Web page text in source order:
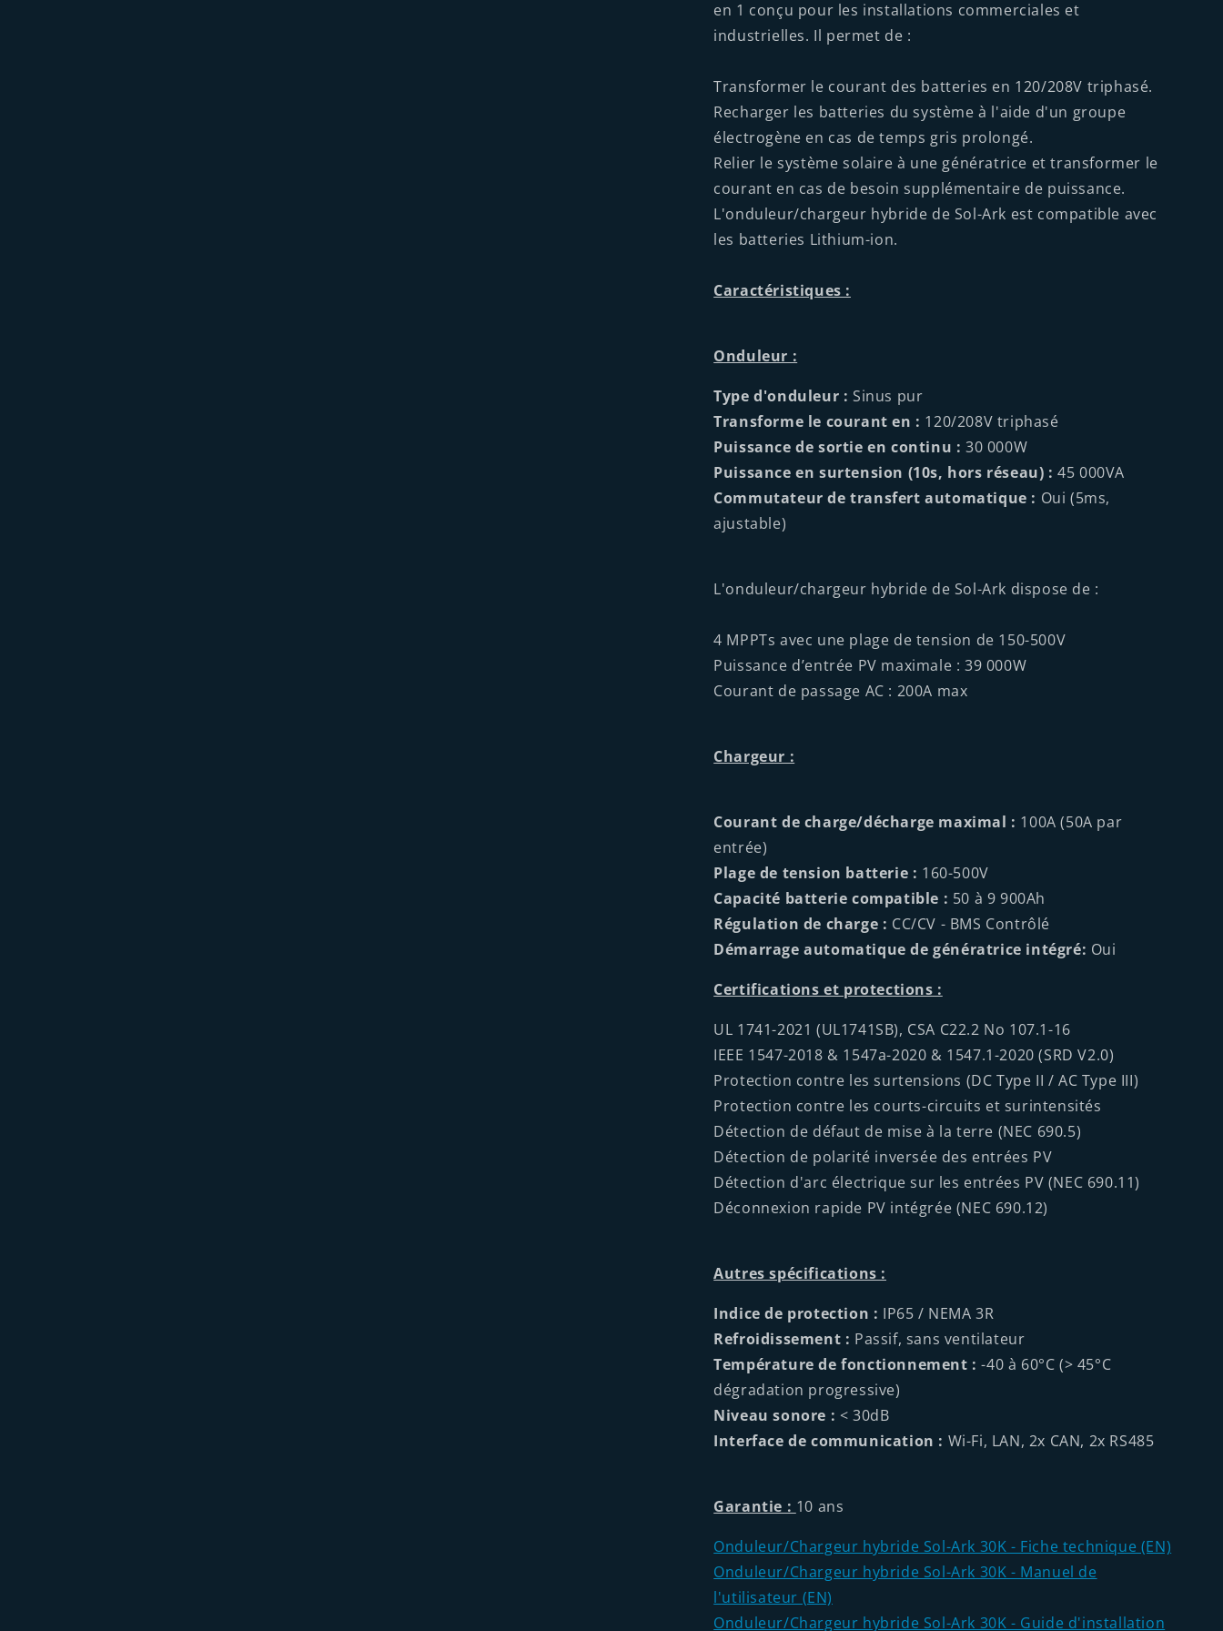
en 1 conçu pour les installations commerciales et
industrielles. Il permet de :
Transformer le courant des batteries en 120/208V triphasé.
Recharger les batteries du système à l'aide d'un groupe
électrogène en cas de temps gris prolongé.
Relier le système solaire à une génératrice et transformer le
courant en cas de besoin supplémentaire de puissance.
L'onduleur/chargeur hybride de Sol-Ark est compatible avec
les batteries Lithium-ion.
Caractéristiques :
Onduleur :
Type d'onduleur : Sinus pur
Transforme le courant en : 120/208V triphasé
Puissance de sortie en continu : 30 000W
Puissance en surtension (10s, hors réseau) :45 000VA
Commutateur de transfert automatique : Oui (5ms,
ajustable)
L'onduleur/chargeur hybride de Sol-Ark dispose de :
4 MPPTs avec une plage de tension de 150-500V
Puissance d’entrée PV maximale : 39 000W
Courant de passage AC : 200A max
Chargeur :
Courant de charge/décharge maximal : 100A (50A par
entrée)
Plage de tension batterie : 160-500V
Capacité batterie compatible : 50 à 9 900Ah
Régulation de charge : CC/CV - BMS Contrôlé
Démarrage automatique de génératrice intégré: Oui
Certifications et protections :
UL 1741-2021 (UL1741SB), CSA C22.2 No 107.1-16
IEEE 1547-2018 & 1547a-2020 & 1547.1-2020 (SRD V2.0)
Protection contre les surtensions (DC Type II / AC Type III)
Protection contre les courts-circuits et surintensités
Détection de défaut de mise à la terre (NEC 690.5)
Détection de polarité inversée des entrées PV
Détection d'arc électrique sur les entrées PV (NEC 690.11)
Déconnexion rapide PV intégrée (NEC 690.12)
Autres spécifications :
Indice de protection : IP65 / NEMA 3R
Refroidissement : Passif, sans ventilateur
Température de fonctionnement : -40 à 60°C (> 45°C
dégradation progressive)
Niveau sonore : < 30dB
Interface de communication : Wi-Fi, LAN, 2x CAN, 2x RS485
Garantie : 10 ans
Onduleur/Chargeur hybride Sol-Ark 30K - Fiche technique (EN)
Onduleur/Chargeur hybride Sol-Ark 30K - Manuel de
l'utilisateur (EN)
Onduleur/Chargeur hybride Sol-Ark 30K - Guide d'installation